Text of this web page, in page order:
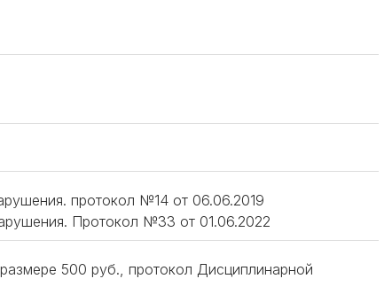
протокол №14 от 06.06.2019
Протокол №33 от 01.06.2022
500 руб., протокол Дисциплинарной